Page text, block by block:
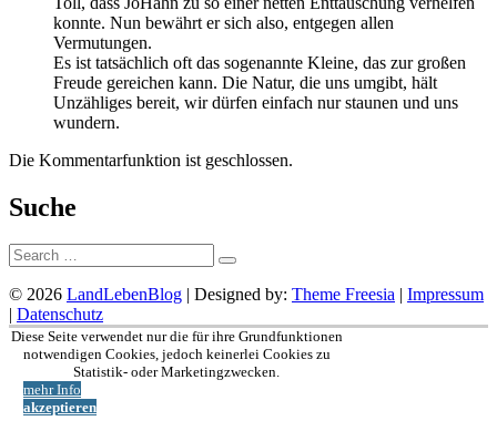
konnte. Nun bewährt er sich also, entgegen allen
Vermutungen.
Es ist tatsächlich oft das sogenannte Kleine, das zur großen
Freude gereichen kann. Die Natur, die uns umgibt, hält
Unzähliges bereit, wir dürfen einfach nur staunen und uns
wundern.
Die Kommentarfunktion ist geschlossen.
Suche
Suche:
© 2026 LandLebenBlog | Designed by: Theme Freesia | Impressum
| Datenschutz
Nach
oben
Diese Seite verwendet nur die für ihre Grundfunktionen
notwendigen Cookies, jedoch keinerlei Cookies zu
Statistik- oder Marketingzwecken.
mehr Info
akzeptieren